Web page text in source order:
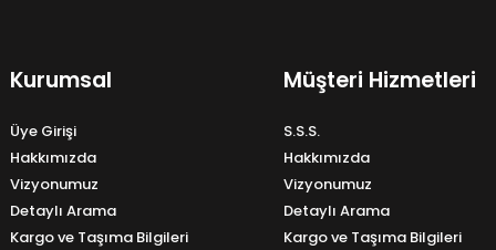
Kurumsal
Üye Girişi
Hakkımızda
Vizyonumuz
Detaylı Arama
Kargo ve Taşıma Bilgileri
Müşteri Hizmetleri
S.S.S.
Hakkımızda
Vizyonumuz
Detaylı Arama
Kargo ve Taşıma Bilgileri